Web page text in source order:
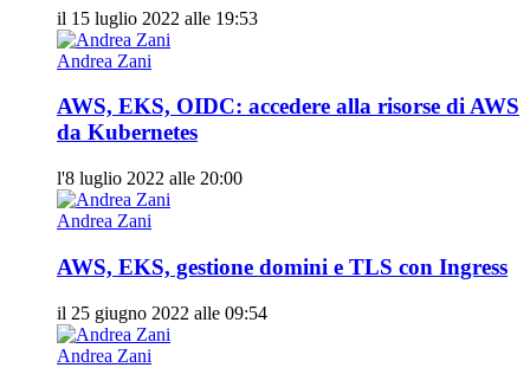
il 15 luglio 2022 alle 19:53
Andrea Zani
AWS, EKS, OIDC: accedere alla risorse di AWS
da Kubernetes
l'8 luglio 2022 alle 20:00
Andrea Zani
AWS, EKS, gestione domini e TLS con Ingress
il 25 giugno 2022 alle 09:54
Andrea Zani